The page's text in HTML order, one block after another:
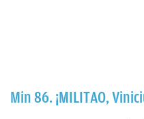
Min 86. ¡MILITAO,